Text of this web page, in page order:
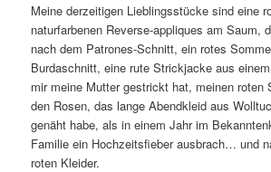
Meine derzeitigen Lieblingsstücke sind eine
naturfarbenen Reverse-appliques am Saum,
nach dem Patrones-Schnitt, ein rotes
Burdaschnitt, eine rute Strickjacke aus einem
mir meine Mutter gestrickt hat, meinen roten
den Rosen, das lange Abendkleid aus
genäht habe, als in einem Jahr im
Familie ein Hochzeitsfieber ausbrach… und
roten Kleider.